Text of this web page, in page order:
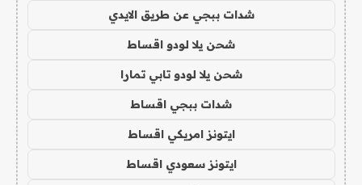
شدات ببجي عن طريق الايدي
شحن يلا لودو اقساط
شحن يلا لودو تابي تمارا
شدات ببجي اقساط
ايتونز امريكي اقساط
ايتونز سعودي اقساط